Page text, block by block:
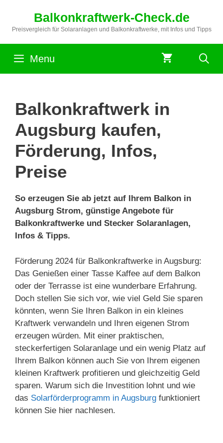
springen
Balkonkraftwerk-Check.de
Preisvergleich für Solaranlagen und Balkonkraftwerke, mit Infos und Tipps
Menu
Balkonkraftwerk in
Augsburg kaufen,
Förderung, Infos,
Preise
So erzeugen Sie ab jetzt auf Ihrem Balkon in
Augsburg Strom, günstige Angebote für
Balkonkraftwerke und Stecker Solaranlagen,
Infos & Tipps.
Förderung 2024 für Balkonkraftwerke in Augsburg:
Das Genießen einer Tasse Kaffee auf dem Balkon
oder der Terrasse ist eine wunderbare Erfahrung.
Doch stellen Sie sich vor, wie viel Geld Sie sparen
könnten, wenn Sie Ihren Balkon in ein kleines
Kraftwerk verwandeln und Ihren eigenen Strom
erzeugen würden. Mit einer praktischen,
steckerfertigen Solaranlage und ein wenig Platz auf
Ihrem Balkon können auch Sie von Ihrem eigenen
kleinen Kraftwerk profitieren und gleichzeitig Geld
sparen. Warum sich die Investition lohnt und wie
das Solarförderprogramm in Augsburg funktioniert
können Sie hier nachlesen.